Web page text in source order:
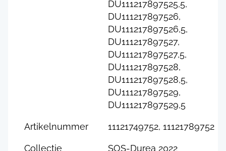
DU111217897525,5,
DU111217897526,
DU111217897526,5,
DU111217897527,
DU111217897527,5,
DU111217897528,
DU111217897528,5,
DU111217897529,
DU111217897529,5
Artikelnummer 11121749752, 11121789752
Collectie SOS-Durea 2022